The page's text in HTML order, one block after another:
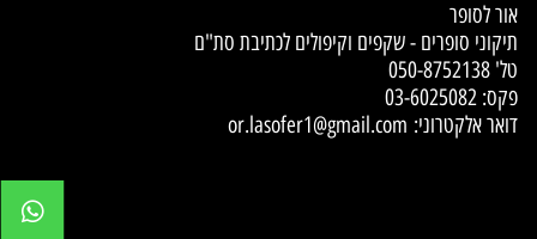
אור לסופר
תיקוני סופרים - שקפים וקיפולים לכתיבת סת"ם
טל' 050-8752138
פקס: 03-6025082
דואר אלקטרוני: or.lasofer1@gmail.com